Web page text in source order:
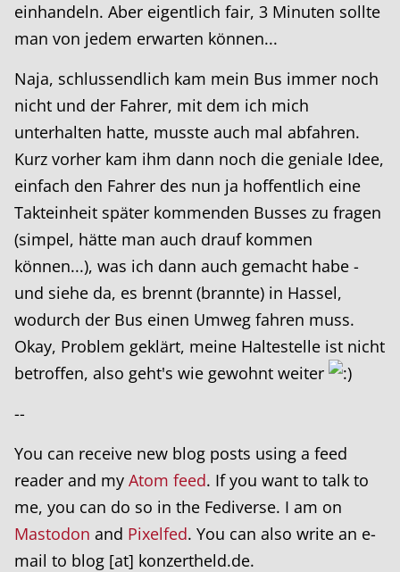
einhandeln. Aber eigentlich fair, 3 Minuten sollte
man von jedem erwarten können...
Naja, schlussendlich kam mein Bus immer noch
nicht und der Fahrer, mit dem ich mich
unterhalten hatte, musste auch mal abfahren.
Kurz vorher kam ihm dann noch die geniale Idee,
einfach den Fahrer des nun ja hoffentlich eine
Takteinheit später kommenden Busses zu fragen
(simpel, hätte man auch drauf kommen
können...), was ich dann auch gemacht habe -
und siehe da, es brennt (brannte) in Hassel,
wodurch der Bus einen Umweg fahren muss.
Okay, Problem geklärt, meine Haltestelle ist nicht
betroffen, also geht's wie gewohnt weiter
--
You can receive new blog posts using a feed
reader and my Atom feed. If you want to talk to
me, you can do so in the Fediverse. I am on
Mastodon and Pixelfed. You can also write an e-
mail to blog [at] konzertheld.de.